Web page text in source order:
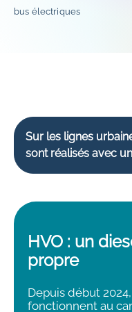
bus électriques
Sur les lignes
sont réalisés avec
HVO : un
propre
Depuis début
fonctionnent au